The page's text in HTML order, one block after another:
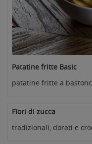
Patatine fritte Basic
patatine fritte a
Fiori di zucca
tradizionali, dorati e